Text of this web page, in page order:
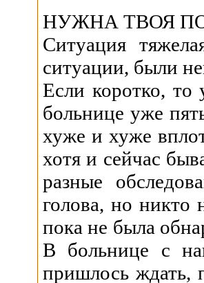
НУЖНА ТВОЯ
Ситуация
ситуации, были
Если коротко,
больнице уже
хуже и хуже
хотя и сейчас
разные
голова, но никто
пока не была
В больнице с
пришлось ждать,